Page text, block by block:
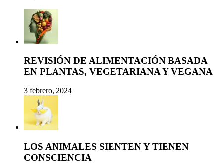
REVISIÓN DE ALIMENTACIÓN BASADA
EN PLANTAS, VEGETARIANA Y VEGANA
3 febrero, 2024
LOS ANIMALES SIENTEN Y TIENEN
CONSCIENCIA